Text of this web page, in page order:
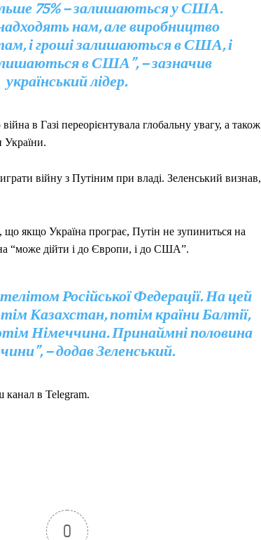
75% – залишаються у США.
нам, але виробництво
і гроші залишаються в США, і
в США”, – зазначив
український лідер.
в Газі переорієнтувала глобальну увагу, а також
війну з Путіним при владі. Зеленський визнав,
якщо Україна програє, Путін не зупиниться на
“може дійти і до Європи, і до США”.
Російської Федерації. На цей
Казахстан, потім країни Балтії,
Німеччина. Принаймні половина
– додав Зеленський.
в Telegram.
0